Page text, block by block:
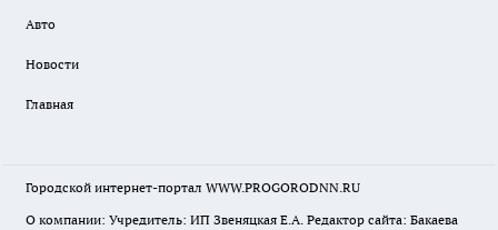
Авто
Новости
Главная
Городской интернет-портал WWW.PROGORODNN.RU
О компании: Учредитель: ИП Звеняцкая Е.А. Редактор сайта: Бакаева